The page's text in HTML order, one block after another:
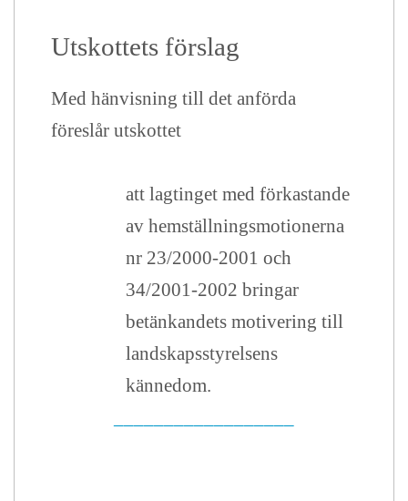
Utskottets förslag
Med hänvisning till det anförda
föreslår utskottet
att lagtinget med förkastande
av hemställningsmotionerna
nr 23/2000-2001 och
34/2001-2002 bringar
betänkandets motivering till
landskapsstyrelsens
kännedom.